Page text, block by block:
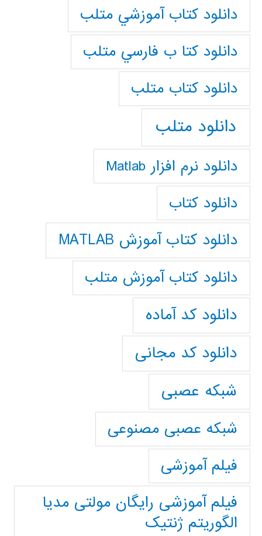
دانلود كتاب آموزشي متلب
دانلود كتا ب فارسي متلب
دانلود كتاب متلب
دانلود متلب
دانلود نرم افزار Matlab
دانلود کتاب
دانلود کتاب آموزش MATLAB
دانلود کتاب آموزش متلب
دانلود کد آماده
دانلود کد مجانی
شبکه عصبی
شبکه عصبی مصنوعی
فیلم آموزشی
فیلم آموزشی رایگان مولتی مدیا
الگوریتم ژنتیک